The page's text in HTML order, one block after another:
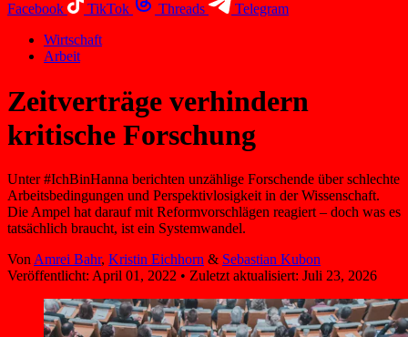
Facebook
TikTok Threads
Telegram
Wirtschaft
Arbeit
Zeitverträge verhindern
kritische Forschung
Unter #IchBinHanna berichten unzählige Forschende über schlechte
Arbeitsbedingungen und Perspektivlosigkeit in der Wissenschaft.
Die Ampel hat darauf mit Reformvorschlägen reagiert – doch was es
tatsächlich braucht, ist ein Systemwandel.
Von Amrei Bahr, Kristin Eichhorn & Sebastian Kubon
Veröffentlicht: April 01, 2022 • Zuletzt aktualisiert: Juli 23, 2026